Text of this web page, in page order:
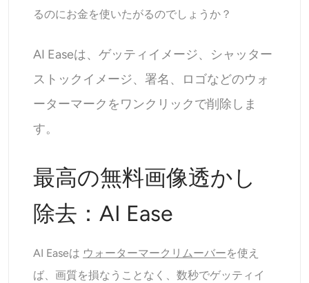
るのにお金を使いたがるのでしょうか？
AI Easeは、ゲッティイメージ、シャッター
ストックイメージ、署名、ロゴなどのウォ
ーターマークをワンクリックで削除しま
す。
最高の無料画像透かし
除去：AI Ease
AI Easeは ウォーターマークリムーバーを使え
ば、画質を損なうことなく、数秒でゲッティイ